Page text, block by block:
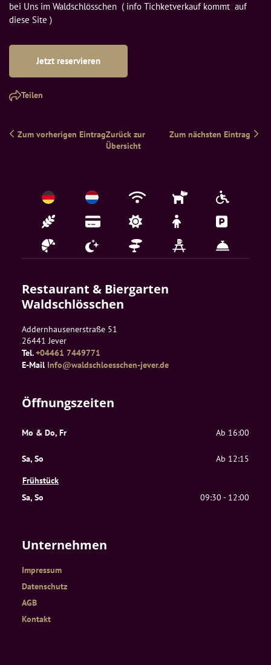
bei Uns im Waldschlösschen  ( info Tichketverkauf kommt  auf
diese Site )
Jetzt reservieren
Teilen
Zum vorherigen EintragZurück zur
Übersicht
Zum nächsten Eintrag
Restaurant & Biergarten
Waldschlösschen
Addernhausenerstraße 51
26441 Jever
Tel. +04461 7449771
E-Mail Info@waldschloesschen-jever.de
Öffnungszeiten
Mo & Do, Fr Ab 16:00
Sa, So
Ab 12:15
Frühstück
Sa, So
09:30 - 12:00
Unternehmen
Impressum
Datenschutz
AGB
Kontakt